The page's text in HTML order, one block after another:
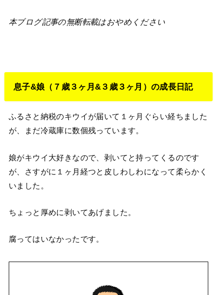
本ブログ記事の無断転載はおやめください
息子&娘（７歳３ヶ月&３歳３ヶ月）の成長日記
ふるさと納税のキウイが届いて１ヶ月ぐらい経ちました
が、まだ冷蔵庫に数個残っています。
娘がキウイ大好きなので、剥いてと持ってくるのです
が、さすがに１ヶ月経つと皮しわしわになって柔らかく
いました。
ちょっと厚めに剥いてあげました。
腐ってはいなかったです。